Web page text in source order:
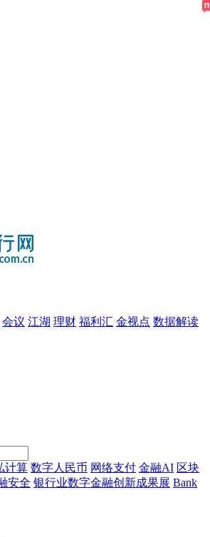
会议 江湖 理财 福利汇 金视点 数据解读
计算 数字人民币 网络支付 金融AI 区块
安全 银行业数字金融创新成果展 Bank